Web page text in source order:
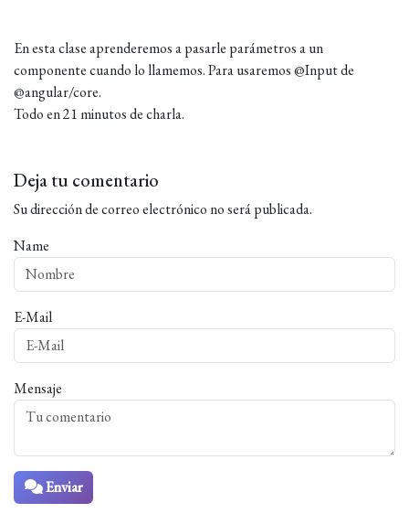
En esta clase aprenderemos a pasarle parámetros a un
componente cuando lo llamemos. Para usaremos @Input de
@angular/core.
Todo en 21 minutos de charla.
Deja tu comentario
Su dirección de correo electrónico no será publicada.
Name
E-Mail
Mensaje
Enviar